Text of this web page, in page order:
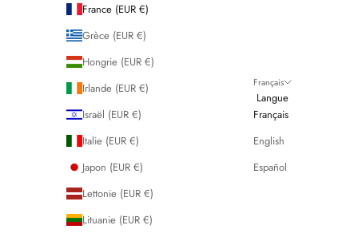
France (EUR €)
Grèce (EUR €)
Hongrie (EUR €)
Irlande (EUR €)
Israël (EUR €)
Italie (EUR €)
Japon (EUR €)
Lettonie (EUR €)
Lituanie (EUR €)
Français
Langue
Français
English
Español